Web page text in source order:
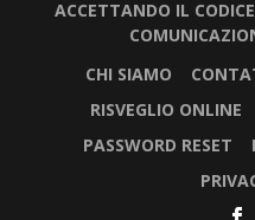
ACCETTANDO IL
CHI SIAMO
RISVEGLIO ONLINE
PASSWORD RESET